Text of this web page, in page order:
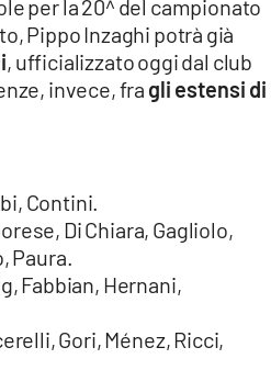
per la 20^ del campionato
Pippo Inzaghi potrà già
, ufficializzato oggi dal club
invece, fra gli estensi di
Contini.
Di Chiara, Gagliolo,
Paura.
Fabbian, Hernani,
Gori, Ménez, Ricci,